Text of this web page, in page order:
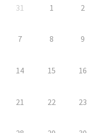
31 1 2
7 8 9
14 15 16
21 22 23